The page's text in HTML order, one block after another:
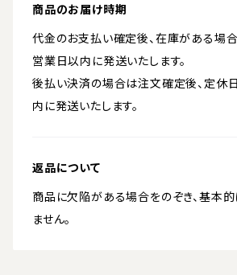
商品のお届け時期
代金のお支払い確定後、在庫がある場
営業日以内に発送いたします。
後払い決済の場合は注文確定後、定休
内に発送いたします。
返品について
商品に欠陥がある場合をのぞき、基本
ません。